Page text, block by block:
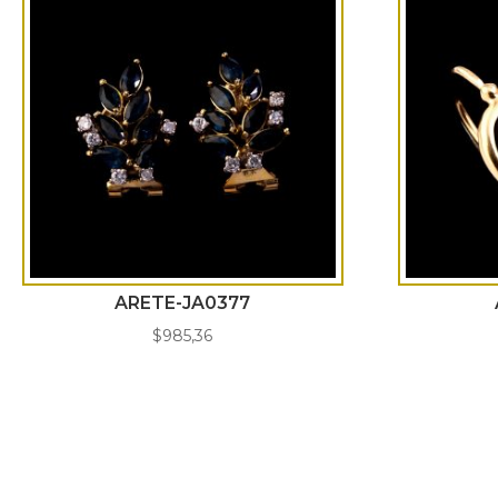
ARETE-JA0377
$985,36